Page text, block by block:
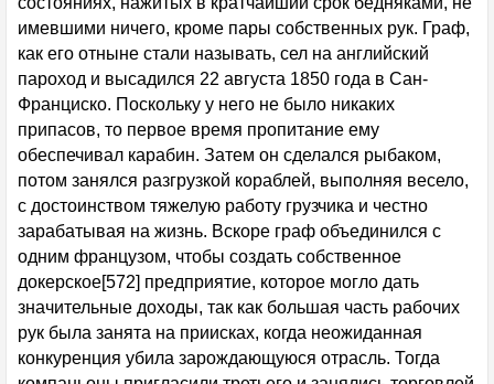
имевшими ничего, кроме пары собственных рук. Граф,
как его отныне стали называть, сел на английский
пароход и высадился 22 августа 1850 года в Сан-
Франциско. Поскольку у него не было никаких
припасов, то первое время пропитание ему
обеспечивал карабин. Затем он сделался рыбаком,
потом занялся разгрузкой кораблей, выполняя весело,
с достоинством тяжелую работу грузчика и честно
зарабатывая на жизнь. Вскоре граф объединился с
одним французом, чтобы создать собственное
докерское[572] предприятие, которое могло дать
значительные доходы, так как большая часть рабочих
рук была занята на приисках, когда неожиданная
конкуренция убила зарождающуюся отрасль. Тогда